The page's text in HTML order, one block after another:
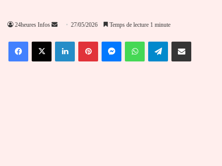
24heures Infos
Envoyer
courriel
27/05/2026 Temps de lecture 1 minute
FacebookX LinkedinPinterestMessengerWhatsAppTelegramPartager par email